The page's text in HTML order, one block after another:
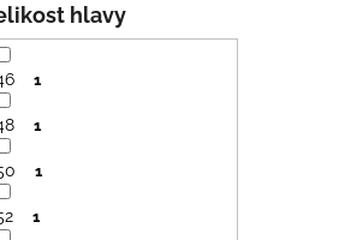
hlavy
1
1
1
1